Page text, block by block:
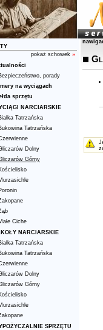
pokaż schowek »
porady
na wyciągach
sprzętu
NARCIARSKIE
Tatrzańska
Tatrzańska
Dolny
Górny
Ciche
NARCIARSKIE
Tatrzańska
Tatrzańska
Dolny
Górny
SPRZĘTU